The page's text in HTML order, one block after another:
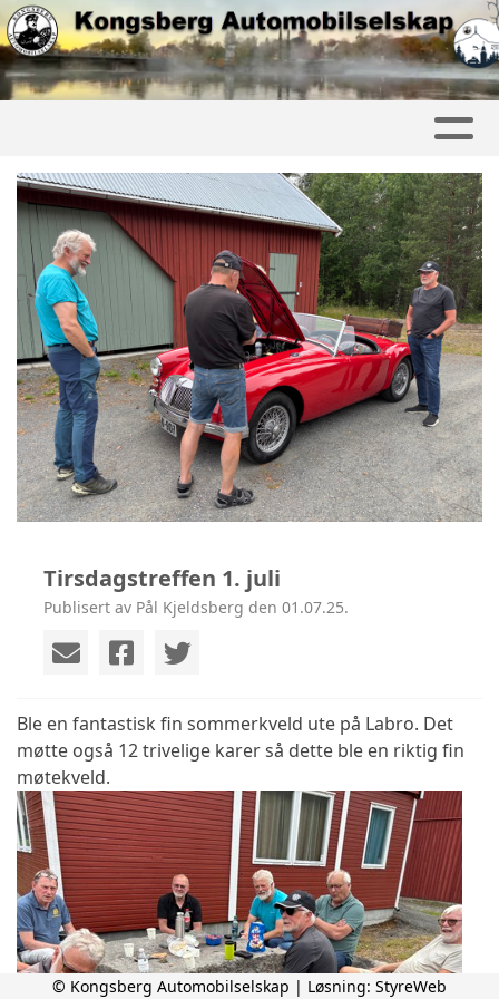
Tirsdagstreffen 1. juli
Publisert av Pål Kjeldsberg den 01.07.25.
Ble en fantastisk fin sommerkveld ute på Labro. Det
møtte også 12 trivelige karer så dette ble en riktig fin
møtekveld.
© Kongsberg Automobilselskap | Løsning: StyreWeb